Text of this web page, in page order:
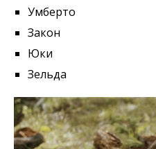
Умберто
Закон
Юки
Зельда